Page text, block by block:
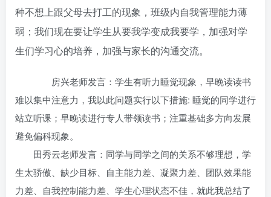
种不想上跟父母去打工的现象，班级内自我管理能力薄
弱；我们现在要让学生从要我学变成我要学，加强对学
生们学习心的培养，加强与家长的沟通交流。
房兴老师发言：学生有听力睡觉现象，早晚读读书
难以集中注意力，我以此问题实行以下措施: 睡觉的同学进行
站立听课；早晚读进行专人带领读书；注重基础多方向发展
避免偏科现象。
田秀云老师发言：同学与同学之间的关系不够理想，学
生太骄傲、缺少目标、自主能力差、凝聚力差、团队效果能
力差、自我控制能力差、学生心理状态不佳，就此我总结了